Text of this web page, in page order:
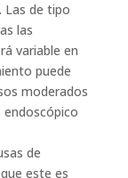
Las de tipo
las
variable en
puede
moderados
de
este es